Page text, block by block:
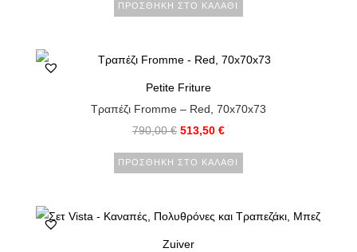
ΠΡΟΣΘΉΚΗ ΣΤΟ ΚΑΛΆΘΙ
Petite Friture
Τραπέζι Fromme – Red, 70x70x73
790,00€ 513,50 €
ΠΡΟΣΘΉΚΗ ΣΤΟ ΚΑΛΆΘΙ
Zuiver